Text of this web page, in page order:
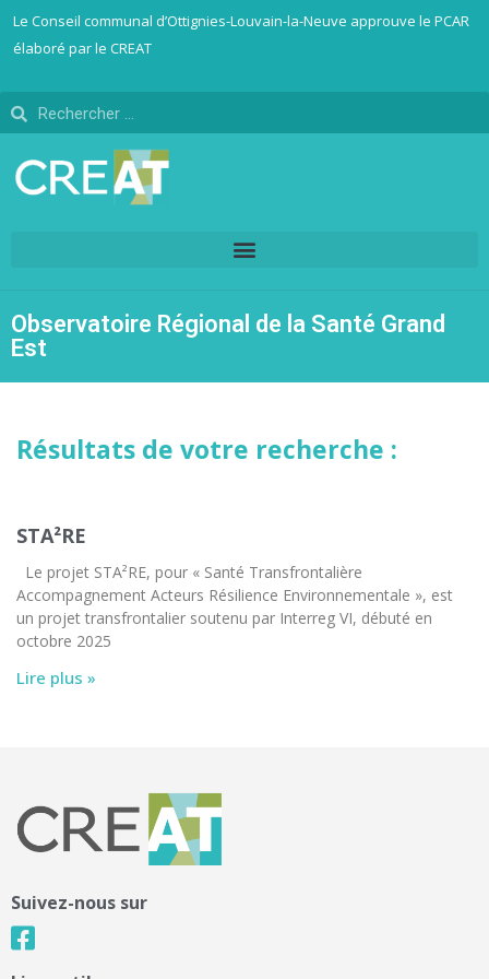
Le Conseil communal d’Ottignies-Louvain-la-Neuve approuve le PCAR
élaboré par le CREAT
Observatoire Régional de la Santé Grand
Est
Résultats de votre recherche :
STA²RE
Le projet STA²RE, pour « Santé Transfrontalière
Accompagnement Acteurs Résilience Environnementale », est
un projet transfrontalier soutenu par Interreg VI, débuté en
octobre 2025
Lire plus »
Suivez-nous sur